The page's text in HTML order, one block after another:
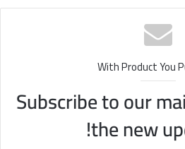
الوي
ب
With Product You
Subscribe to our
the new